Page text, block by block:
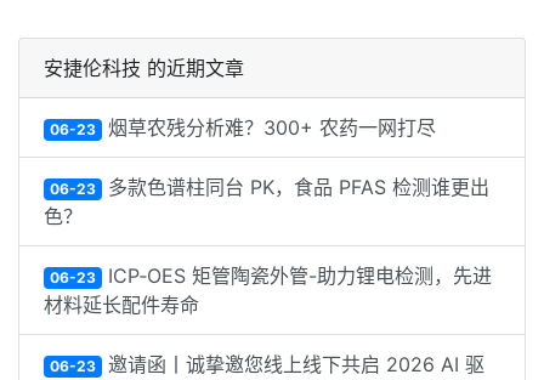
安捷伦科技 的近期文章
06-23 烟草农残分析难？300+ 农药一网打尽
06-23 多款色谱柱同台 PK，食品 PFAS 检测谁更出
色？
06-23 ICP‑OES 矩管陶瓷外管-助力锂电检测，先进
材料延长配件寿命
06-23 邀请函丨诚挚邀您线上线下共启 2026 AI 驱